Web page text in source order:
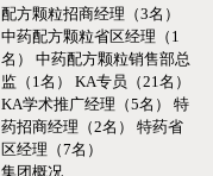
配方颗粒招商经理（3名）
中药配方颗粒省区经理（1
名）
中药配方颗粒销售部总
监（1名）
KA专员（21名）
KA学术推广经理（5名）
特
药招商经理（2名）
特药省
区经理（7名）
集团概况